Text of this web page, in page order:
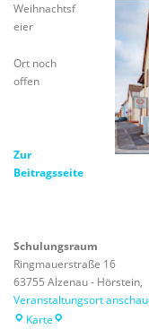
Weihnachtsf
eier
Ort noch
offen
Zur
Beitragsseite
Schulungsraum
Ringmauerstraße 16
63755 Alzenau - Hörstein,
Veranstaltungsort
KarteSchulungsraum